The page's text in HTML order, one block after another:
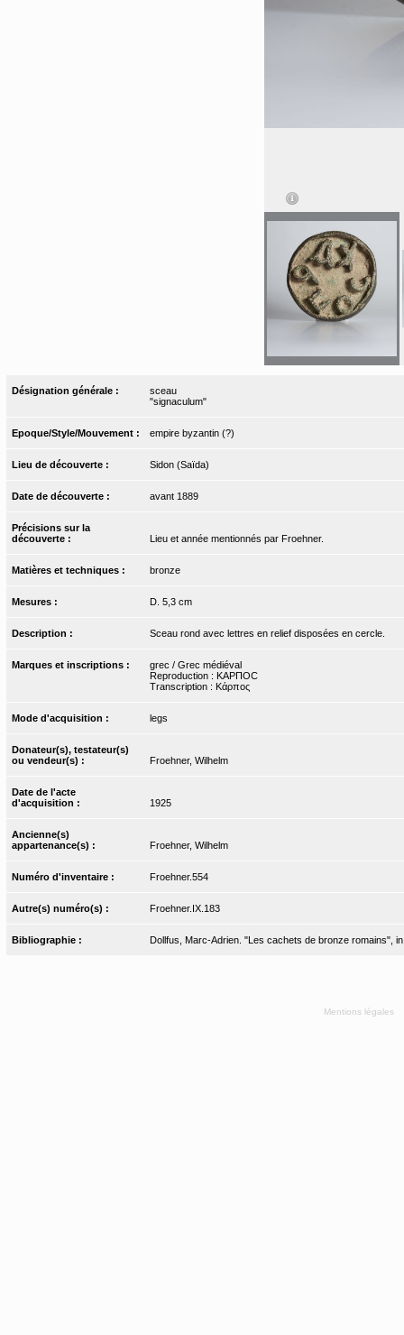
Désignation générale :
sceau
"signaculum"
Epoque/Style/Mouvement : empire byzantin (?)
Lieu de découverte : Sidon (Saïda)
Date de découverte : avant 1889
Précisions sur la
découverte :
Lieu et année mentionnés par Froehner.
Matières et techniques : bronze
Mesures : D. 5,3 cm
Description : Sceau rond avec lettres en relief disposées en cercle.
Marques et inscriptions :
grec / Grec médiéval
Reproduction : ΚΑΡΠΟC
Transcription : Κάρπος
Mode d'acquisition : legs
Donateur(s), testateur(s)
ou vendeur(s) :
Froehner, Wilhelm
Date de l'acte
d'acquisition :
1925
Ancienne(s)
appartenance(s) :
Froehner, Wilhelm
Numéro d'inventaire : Froehner.554
Autre(s) numéro(s) : Froehner.IX.183
Bibliographie : Dollfus, Marc-Adrien. "Les cachets de bronze romains",
Mentions légales